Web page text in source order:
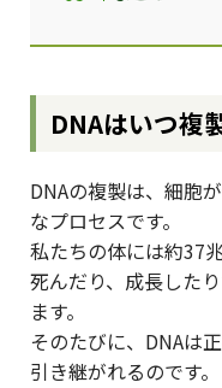
DNAはいつ複
DNAの複製は、細胞
なプロセスです。
私たちの体には約37
死んだり、成長した
ます。
そのたびに、DNAは
引き継がれるのです。